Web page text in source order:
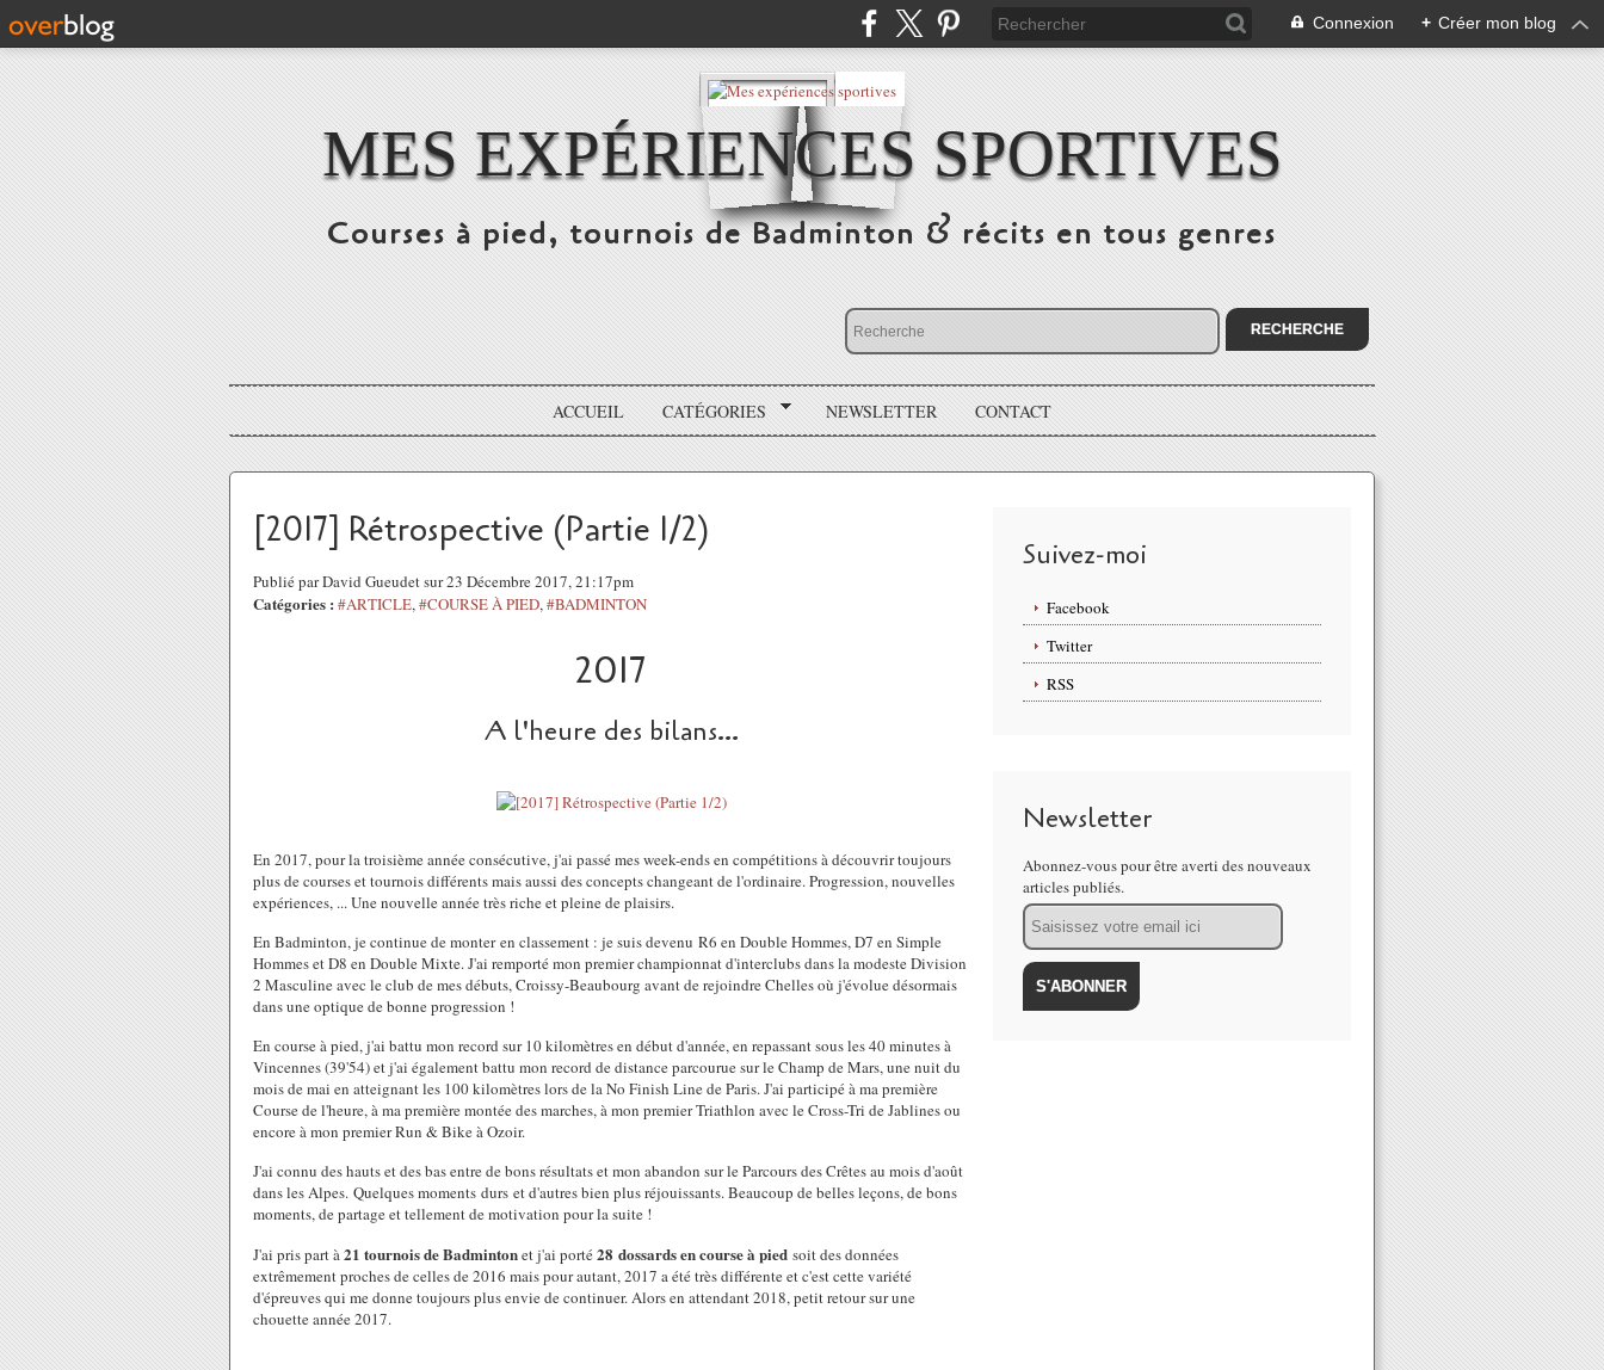
Connexion + Créer mon blog
MES EXPÉRIENCES SPORTIVES
Courses à pied, tournois de Badminton & récits en tous genres
ACCUEIL CATÉGORIES NEWSLETTER CONTACT
[2017] Rétrospective (Partie 1/2)
Publié par David Gueudet sur 23 Décembre 2017, 21:17pm
Catégories : #ARTICLE,#COURSE À PIED,#BADMINTON
2017
A l'heure des bilans...
En 2017, pour la troisième année consécutive, j'ai passé mes week-ends en compétitions à découvrir toujours
plus de courses et tournois différents mais aussi des concepts changeant de l'ordinaire. Progression, nouvelles
expériences, ... Une nouvelle année très riche et pleine de plaisirs.
En Badminton, je continue de monter en classement : je suis devenu R6 en Double Hommes, D7 en Simple
Hommes et D8 en Double Mixte. J'ai remporté mon premier championnat d'interclubs dans la modeste Division
2 Masculine avec le club de mes débuts, Croissy-Beaubourg avant de rejoindre Chelles où j'évolue désormais
dans une optique de bonne progression !
En course à pied, j'ai battu mon record sur 10 kilomètres en début d'année, en repassant sous les 40 minutes à
Vincennes (39'54) et j'ai également battu mon record de distance parcourue sur le Champ de Mars, une nuit du
mois de mai en atteignant les 100 kilomètres lors de la No Finish Line de Paris. J'ai participé à ma première
Course de l'heure, à ma première montée des marches, à mon premier Triathlon avec le Cross-Tri de Jablines ou
encore à mon premier Run & Bike à Ozoir.
J'ai connu des hauts et des bas entre de bons résultats et mon abandon sur le Parcours des Crêtes au mois d'août
dans les Alpes. Quelques moments durs et d'autres bien plus réjouissants. Beaucoup de belles leçons, de bons
moments, de partage et tellement de motivation pour la suite !
J'ai pris part à21 tournois de Badmintonet j'ai porté28 dossards en course à pied soit des données
extrêmement proches de celles de 2016 mais pour autant, 2017 a été très différente et c'est cette variété
d'épreuves qui me donne toujours plus envie de continuer. Alors en attendant 2018, petit retour sur une
chouette année 2017.
Suivez-moi
Facebook
Twitter
RSS
Newsletter
Abonnez-vous pour être averti des nouveaux
articles publiés.
Email